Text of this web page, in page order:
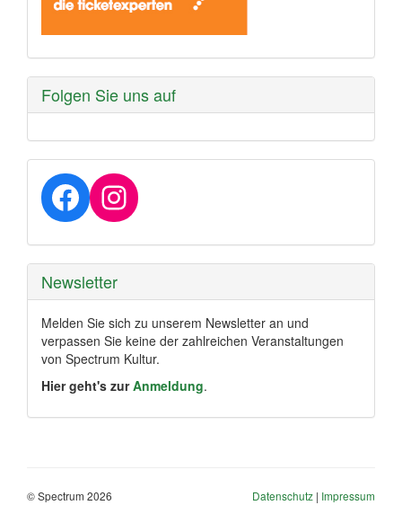
Folgen Sie uns auf
Facebook
Instagram
Newsletter
Melden Sie sich zu unserem Newsletter an und
verpassen Sie keine der zahlreichen Veranstaltungen
von Spectrum Kultur.
Hier geht's zurAnmeldung.
© Spectrum 2026 Datenschutz | Impressum